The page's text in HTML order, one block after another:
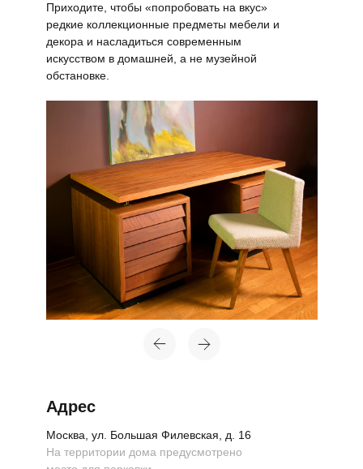
Москва, ул. Большая Филевская, д. 16
Адрес
На территории дома предусмотрено
Приходите, чтобы «попробовать на вкус»
редкие коллекционные предметы мебели и
декора и насладиться современным
искусством в домашней, а не музейной
обстановке.